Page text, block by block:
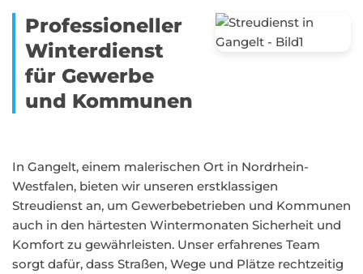
Professioneller
Winterdienst
für Gewerbe
und Kommunen
In Gangelt, einem malerischen Ort in Nordrhein-
Westfalen, bieten wir unseren erstklassigen
Streudienst an, um Gewerbebetrieben und Kommunen
auch in den härtesten Wintermonaten Sicherheit und
Komfort zu gewährleisten. Unser erfahrenes Team
sorgt dafür, dass Straßen, Wege und Plätze rechtzeitig